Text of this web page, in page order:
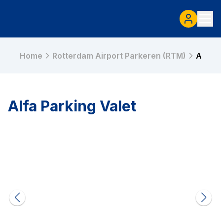
Home Rotterdam Airport Parkeren (RTM) Alfa
Alfa Parking Valet